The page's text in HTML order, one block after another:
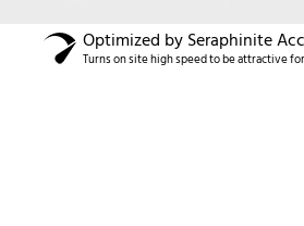
Optimized by Seraphinite
Turns on site high speed to be attractive